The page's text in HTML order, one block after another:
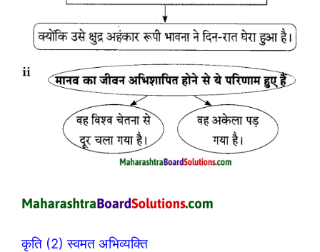
कृति (2) स्वमत अभिव्यक्ति